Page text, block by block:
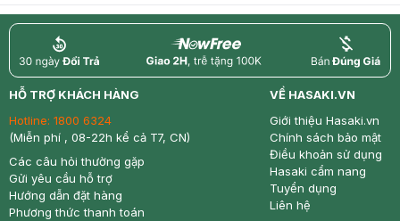
return nowfree price
HỖ TRỢ KHÁCH HÀNG
Hotline: 1800 6324
(Miễn phí , 08-22h kể cả T7, CN)
Các câu hỏi thường gặp
Gửi yêu cầu hỗ trợ
Hướng dẫn đặt hàng
Phương thức thanh toán
VỀ HASAKI.VN
Giới thiệu Hasaki.vn
Chính sách bảo mật
Điều khoản sử dụng
Hasaki cẩm nang
Tuyển dụng
Liên hệ